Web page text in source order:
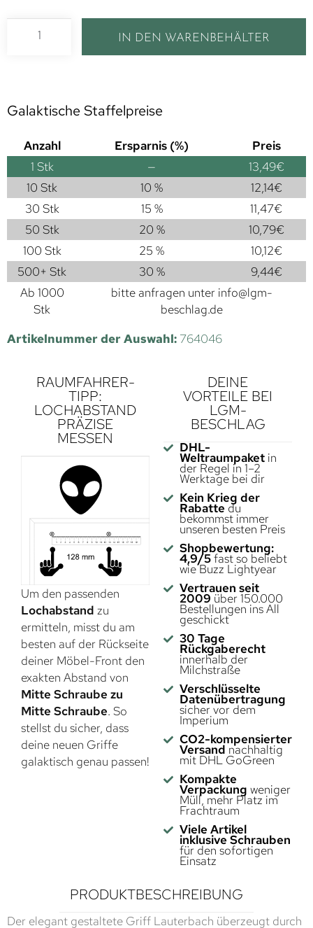
IN DEN WARENBEHÄLTER
Galaktische Staffelpreise
Anzahl Ersparnis (%)
Preis
1 Stk — 13,49€
10 Stk
10 % 12,14€
30 Stk
15 % 11,47€
50 Stk
20 % 10,79€
100 Stk
25 % 10,12€
500+ Stk
30 % 9,44€
Ab 1000
Stk
bitte anfragen unter info@lgm-
beschlag.de
Artikelnummer der Auswahl: 764046
RAUMFAHRER-
TIPP:
LOCHABSTAND
PRÄZISE
MESSEN
Um den passenden
Lochabstand zu
ermitteln, misst du am
besten auf der Rückseite
deiner Möbel-Front den
exakten Abstand von
Mitte Schraube zu
Mitte Schraube. So
stellst du sicher, dass
deine neuen Griffe
galaktisch genau passen!
DEINE
VORTEILE BEI
LGM-
BESCHLAG
DHL-
Weltraumpaketin
der Regel in 1–2
Werktage bei dir
Kein Krieg der
Rabatte du
bekommst immer
unseren besten Preis
Shopbewertung:
4,9/5fast so beliebt
wie Buzz Lightyear
Vertrauen seit
2009 über 150.000
Bestellungen ins All
geschickt
30 Tage
Rückgaberecht
innerhalb der
Milchstraße
Verschlüsselte
Datenübertragung
sicher vor dem
Imperium
CO2-kompensierter
Versand nachhaltig
mit DHL GoGreen
Kompakte
Verpackung weniger
Müll, mehr Platz im
Frachtraum
Viele Artikel
inklusive Schrauben
für den sofortigen
Einsatz
PRODUKTBESCHREIBUNG
Der elegant gestaltete Griff Lauterbach überzeugt durch